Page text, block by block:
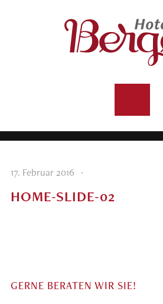
17. Februar 2016 ·
HOME-SLIDE-02
GERNE BERATEN WIR SIE!